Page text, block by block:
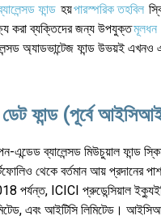
ফান্ড হয়পারস্পরিক তহবিল
করা ব্যক্তিদের জন্য উপযুক্তমূলধন
অ্যাডভান্টেজ ফান্ড উভয়ই
(পূর্বে
ব্যালেন্সড মিউচুয়াল ফান্ড
থেকে বর্তমান আয় প্রদানের
পর্যন্ত, ICICI প্রুডেন্সিয়াল
এবং আইটিসি লিমিটেড।